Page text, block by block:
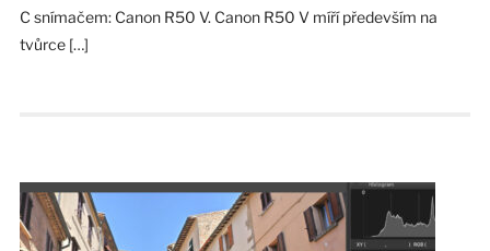
C snímačem: Canon R50 V. Canon R50 V míří především na
tvůrce […]